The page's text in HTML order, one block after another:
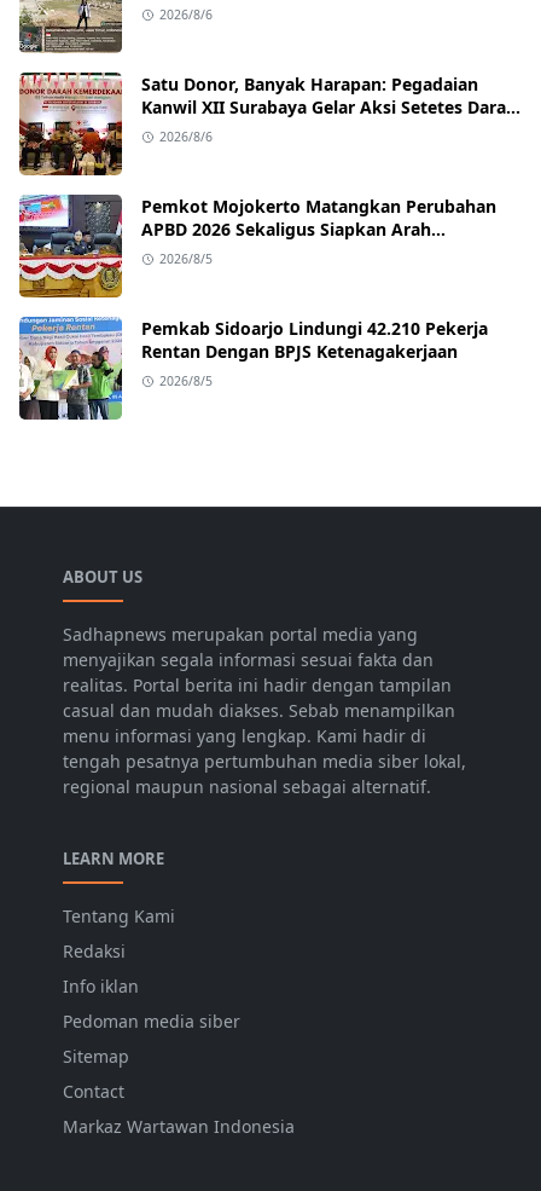
Lepas Tanggung Jawab
2026/8/6
Satu Donor, Banyak Harapan: Pegadaian
Kanwil XII Surabaya Gelar Aksi Setetes Darah
untuk Negeri
2026/8/6
Pemkot Mojokerto Matangkan Perubahan
APBD 2026 Sekaligus Siapkan Arah
Pembangunan 2027
2026/8/5
Pemkab Sidoarjo Lindungi 42.210 Pekerja
Rentan Dengan BPJS Ketenagakerjaan
2026/8/5
ABOUT US
Sadhapnews merupakan portal media yang
menyajikan segala informasi sesuai fakta dan
realitas. Portal berita ini hadir dengan tampilan
casual dan mudah diakses. Sebab menampilkan
menu informasi yang lengkap. Kami hadir di
tengah pesatnya pertumbuhan media siber lokal,
regional maupun nasional sebagai alternatif.
LEARN MORE
Tentang Kami
Redaksi
Info iklan
Pedoman media siber
Sitemap
Contact
Markaz Wartawan Indonesia